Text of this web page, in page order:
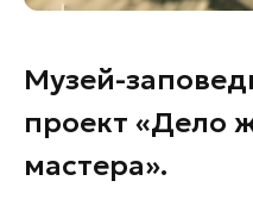
Музей-
проект «Дело
мастера».